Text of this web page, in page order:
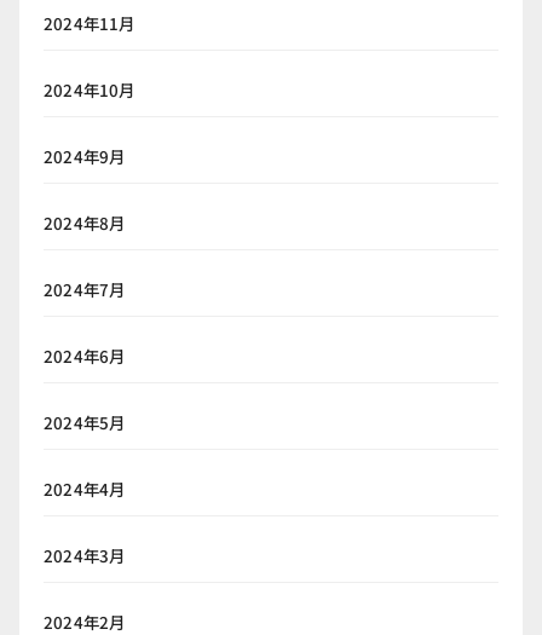
2024年11月
2024年10月
2024年9月
2024年8月
2024年7月
2024年6月
2024年5月
2024年4月
2024年3月
2024年2月